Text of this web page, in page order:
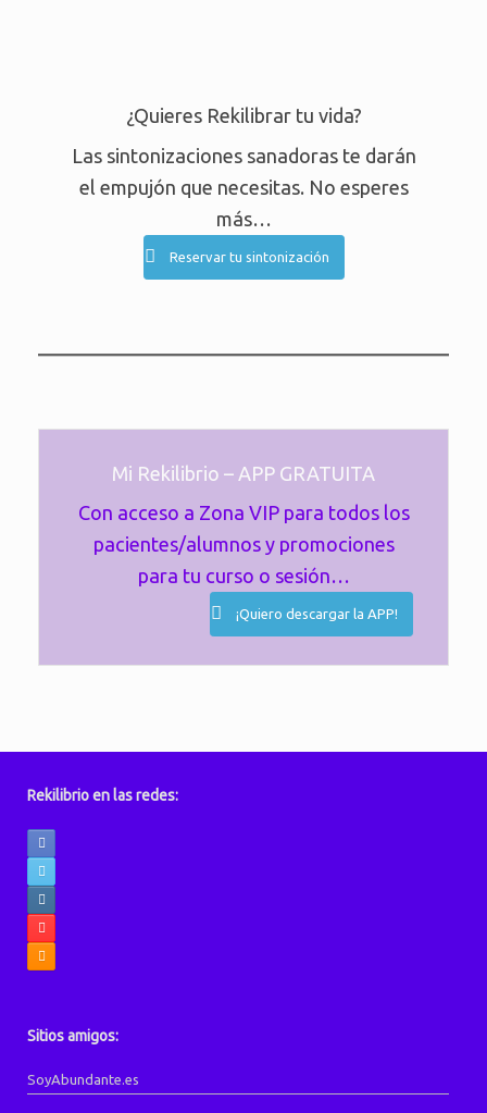
¿Quieres Rekilibrar tu vida?
Las sintonizaciones sanadoras te darán
el empujón que necesitas. No esperes
más…
Reservar tu sintonización
Mi Rekilibrio – APP GRATUITA
Con acceso a Zona VIP para todos los
pacientes/alumnos y promociones
para tu curso o sesión…
¡Quiero descargar la APP!
Rekilibrio en las redes:
Sitios amigos:
SoyAbundante.es